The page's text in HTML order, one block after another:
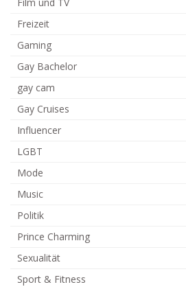
Freizeit
Gaming
Gay Bachelor
gay cam
Gay Cruises
Influencer
LGBT
Mode
Music
Politik
Prince Charming
Sexualität
Sport & Fitness